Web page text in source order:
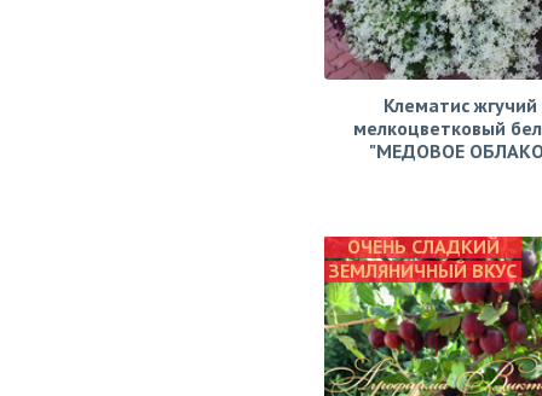
Клематис жгучий
мелкоцветковый
"МЕДОВОЕ
ОЧЕНЬ СЛАДКИЙ
ЗЕМЛЯНИЧНЫЙ ВКУС